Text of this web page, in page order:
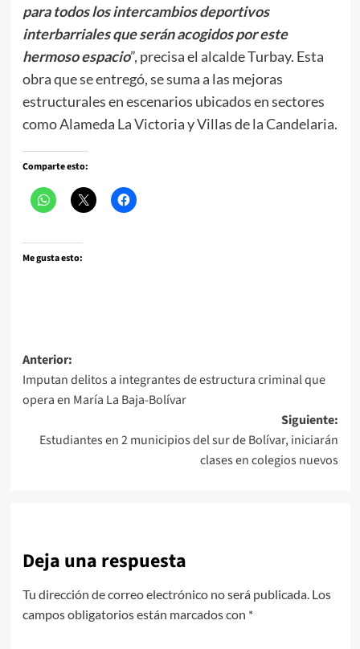
para todos los intercambios deportivos
interbarriales que serán acogidos por este
hermoso espacio”, precisa el alcalde Turbay. Esta
obra que se entregó, se suma a las mejoras
estructurales en escenarios ubicados en sectores
como Alameda La Victoria y Villas de la Candelaria.
Comparte esto:
Me gusta esto:
Navegación
de
entradas
Anterior:
Imputan delitos a integrantes de estructura criminal que
opera en María La Baja-Bolívar
Siguiente:
Estudiantes en 2 municipios del sur de Bolívar, iniciarán
clases en colegios nuevos
Deja una respuesta
Tu dirección de correo electrónico no será publicada. Los
campos obligatorios están marcados con *